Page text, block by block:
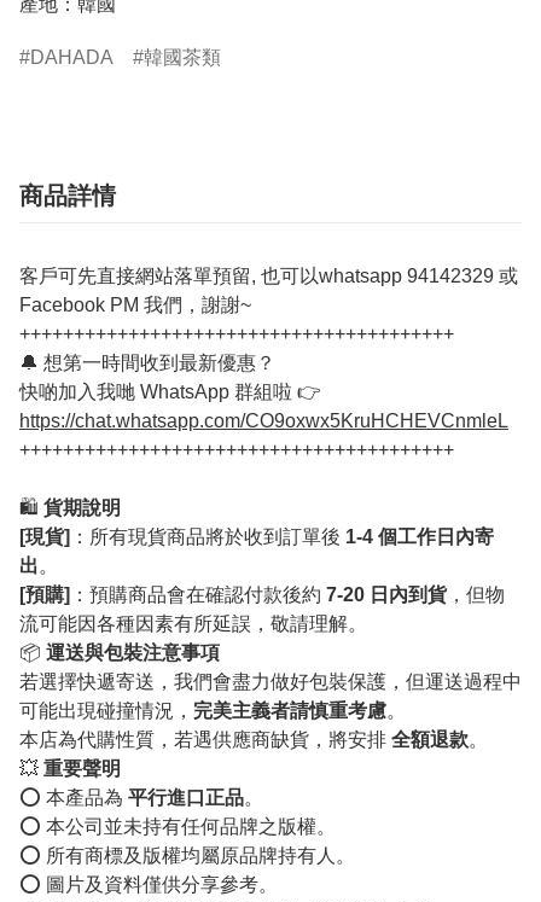
產地：韓國
DAHADA 韓國茶類
商品詳情
客戶可先直接網站落單預留, 也可以whatsapp 94142329 或
Facebook PM 我們，謝謝~
++++++++++++++++++++++++++++++++++++++++
🔔 想第一時間收到最新優惠？
快啲加入我哋 WhatsApp 群組啦 👉
https://chat.whatsapp.com/CO9oxwx5KruHCHEVCnmleL
++++++++++++++++++++++++++++++++++++++++
🛍️ 貨期說明
[現貨] ：所有現貨商品將於收到訂單後 1-4 個工作日內寄
出。
[預購] ：預購商品會在確認付款後約 7-20 日內到貨，但物
流可能因各種因素有所延誤，敬請理解。
📦 運送與包裝注意事項
若選擇快遞寄送，我們會盡力做好包裝保護，但運送過程中
可能出現碰撞情況， 完美主義者請慎重考慮。
本店為代購性質，若遇供應商缺貨，將安排 全額退款。
💥 重要聲明
⭕️ 本產品為 平行進口正品。
⭕️ 本公司並未持有任何品牌之版權。
⭕️ 所有商標及版權均屬原品牌持有人。
⭕️ 圖片及資料僅供分享參考。